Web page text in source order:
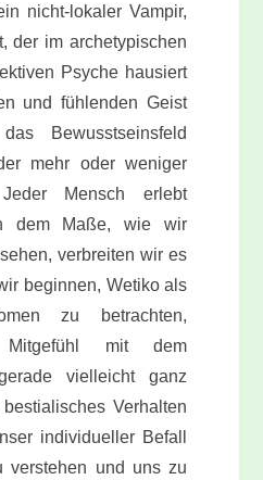
nicht-lokaler Vampir,
der im archetypischen
Psyche hausiert
und fühlenden Geist
Bewusstseinsfeld
mehr oder weniger
Mensch erlebt
dem Maße, wie wir
verbreiten wir es
beginnen, Wetiko als
zu betrachten,
mit dem
vielleicht ganz
Verhalten
individueller Befall
verstehen und uns zu